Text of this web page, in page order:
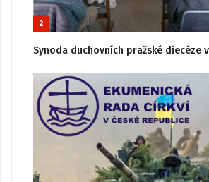
2
Synoda duchovních pražské diecéze